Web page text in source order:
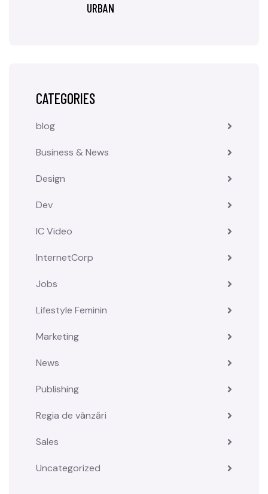
URBAN
CATEGORIES
blog
Business & News
Design
Dev
IC Video
InternetCorp
Jobs
Lifestyle Feminin
Marketing
News
Publishing
Regia de vânzări
Sales
Uncategorized